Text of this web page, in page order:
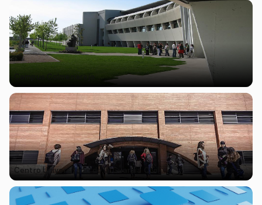
Centro Universitario de la Guardia Civil